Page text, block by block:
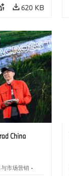
620 KB
China
市场营销 ·